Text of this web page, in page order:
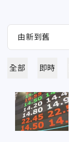
全部 即時